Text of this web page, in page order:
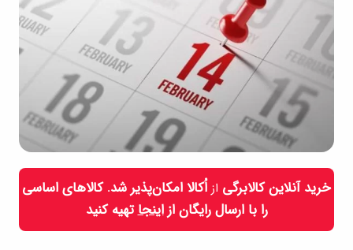
خرید آنلاین کالابرگی از اُکالا امکان‌پذیر شد. کالاهای اساسی
را با ارسال رایگان ازاینجاتهیه کنید